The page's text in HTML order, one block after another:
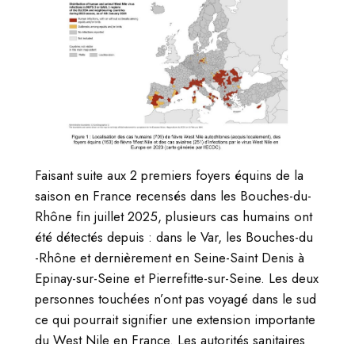
Faisant suite aux 2 premiers foyers équins de la
saison en France recensés dans les Bouches-du-
Rhône fin juillet 2025, plusieurs cas humains ont
été détectés depuis : dans le Var, les Bouches-du
-Rhône et dernièrement en Seine-Saint Denis à
Epinay-sur-Seine et Pierrefitte-sur-Seine. Les deux
personnes touchées n’ont pas voyagé dans le sud
ce qui pourrait signifier une extension importante
du West Nile en France. Les autorités sanitaires